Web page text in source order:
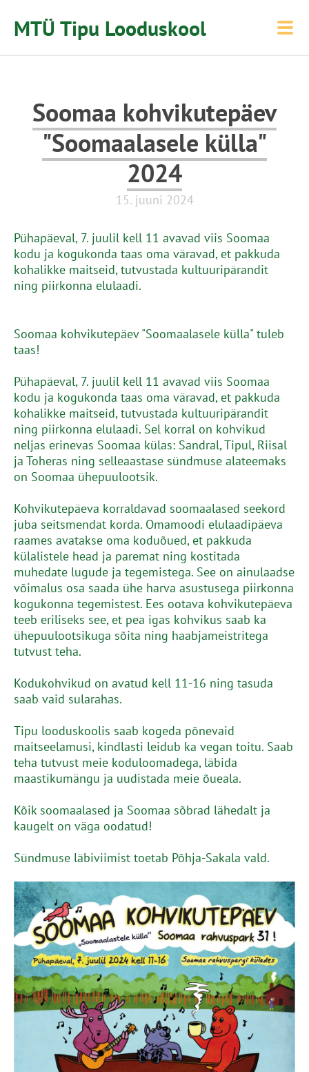
MTÜ Tipu Looduskool
Soomaa kohvikutepäev
"Soomaalasele külla"
2024
15. juuni 2024
Pühapäeval, 7. juulil kell 11 avavad viis Soomaa
kodu ja kogukonda taas oma väravad, et pakkuda
kohalikke maitseid, tutvustada kultuuripärandit
ning piirkonna elulaadi.
Soomaa kohvikutepäev "Soomaalasele külla" tuleb
taas!
Pühapäeval, 7. juulil kell 11 avavad viis Soomaa
kodu ja kogukonda taas oma väravad, et pakkuda
kohalikke maitseid, tutvustada kultuuripärandit
ning piirkonna elulaadi. Sel korral on kohvikud
neljas erinevas Soomaa külas: Sandral, Tipul, Riisal
ja Toheras ning selleaastase sündmuse alateemaks
on Soomaa ühepuulootsik.
Kohvikutepäeva korraldavad soomaalased seekord
juba seitsmendat korda. Omamoodi elulaadipäeva
raames avatakse oma koduõued, et pakkuda
külalistele head ja paremat ning kostitada
muhedate lugude ja tegemistega. See on ainulaadse
võimalus osa saada ühe harva asustusega piirkonna
kogukonna tegemistest. Ees ootava kohvikutepäeva
teeb eriliseks see, et pea igas kohvikus saab ka
ühepuulootsikuga sõita ning haabjameistritega
tutvust teha.
Kodukohvikud on avatud kell 11-16 ning tasuda
saab vaid sularahas.
Tipu looduskoolis saab kogeda põnevaid
maitseelamusi, kindlasti leidub ka vegan toitu. Saab
teha tutvust meie koduloomadega, läbida
maastikumängu ja uudistada meie õueala.
Kõik soomaalased ja Soomaa sõbrad lähedalt ja
kaugelt on väga oodatud!
Sündmuse läbiviimist toetab Põhja-Sakala vald.